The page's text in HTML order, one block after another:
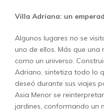
Villa Adriana: un
Algunos lugares no se
uno de ellos. Más que una
como un universo.
Adriano, sintetiza todo lo
deseó durante sus viajes
Asia Menor se
jardines, conformando un